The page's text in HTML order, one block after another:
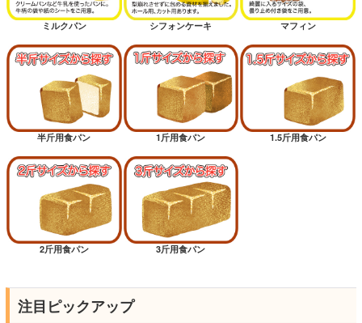
ミルクパン シフォンケーキ マフィン
半斤用食パン 1斤用食パン 1.5斤用食パン
2斤用食パン 3斤用食パン
注目ピックアップ